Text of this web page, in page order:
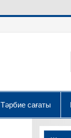
Тәрбие сағаты